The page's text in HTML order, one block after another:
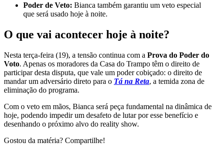
Poder de Veto: Bianca também garantiu um veto especial
que será usado hoje à noite.
O que vai acontecer hoje à noite?
Nesta terça-feira (19), a tensão continua com a Prova do Poder do
Voto. Apenas os moradores da Casa do Trampo têm o direito de
participar desta disputa, que vale um poder cobiçado: o direito de
mandar um adversário direto para o Tá na Reta, a temida zona de
eliminação do programa.
Com o veto em mãos, Bianca será peça fundamental na dinâmica de
hoje, podendo impedir um desafeto de lutar por esse benefício e
desenhando o próximo alvo do reality show.
Gostou da matéria? Compartilhe!